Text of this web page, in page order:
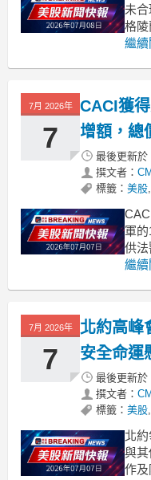
未
格陵
gap:
繼續
7月 2026年
7
CACI獲
增額，總
最後更新於
撰文者：
標籤： 美股,
軍
供法
{
gap:
繼續
7月 2026年
7
北約高峰
安全命運
最後更新於
撰文者：
標籤： 美股,
北
與
作及